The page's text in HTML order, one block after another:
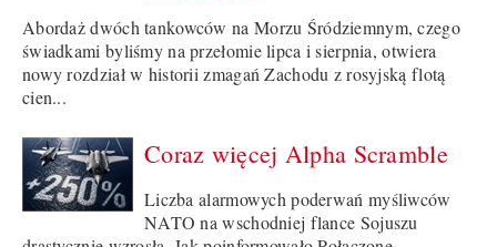
Abordaż dwóch tankowców na Morzu Śródziemnym, czego
świadkami byliśmy na przełomie lipca i sierpnia, otwiera
nowy rozdział w historii zmagań Zachodu z rosyjską flotą
cien...
Coraz więcej Alpha Scramble
Liczba alarmowych poderwań myśliwców
NATO na wschodniej flance Sojuszu